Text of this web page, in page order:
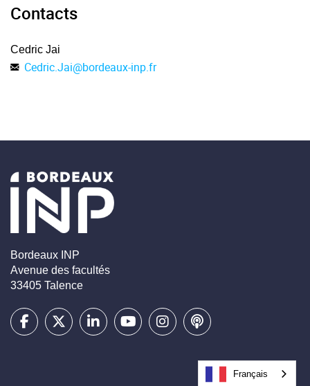
Contacts
Cedric Jai
Cedric.Jai@bordeaux-inp.fr
Bordeaux INP
Avenue des facultés
33405 Talence
Français